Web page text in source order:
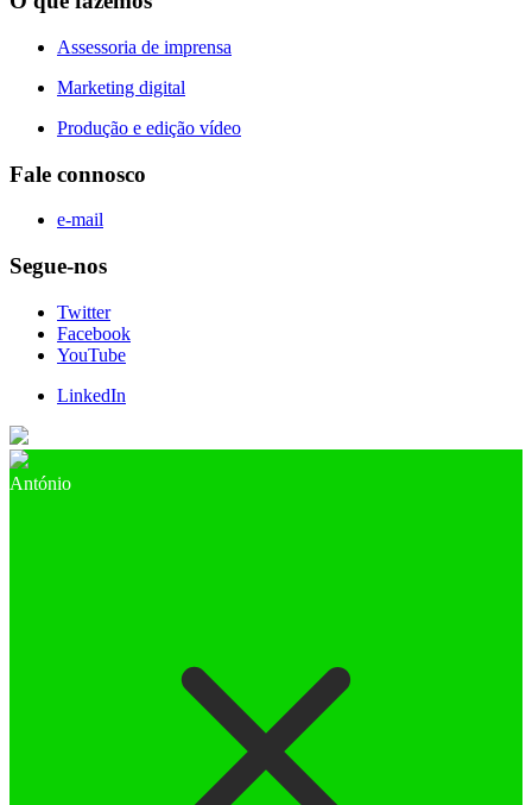
Assessoria de imprensa
Marketing digital
Produção e edição vídeo
Fale connosco
e-mail
Segue-nos
Twitter
Facebook
YouTube
LinkedIn
António